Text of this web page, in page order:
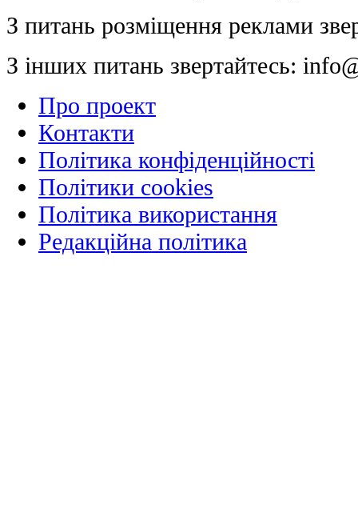
З питань розміщення реклами
З інших питань звертайтесь:
Про проект
Контакти
Політика конфіденційності
Політики cookies
Політика використання
Редакційна політика